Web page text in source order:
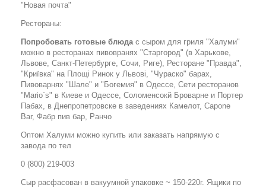
"Новая почта"
Рестораны:
Попробовать готовые блюдас сыром для гриля "Халуми"
можно в ресторанах пивовранях "Старгород" (в Харькове,
Львове, Санкт-Петербурге, Сочи, Риге), Ресторане "Правда",
"Криївка" на Площі Ринок у Львові, "Чураско" барах,
Пивоварнях "Шале" и "Богемия" в Одессе, Сети ресторанов
"Mario`s" в Киеве и Одессе, Соломенсокй Броварне и Портер
Пабах, в Днепропетровске в заведениях Камелот, Capone
Bar, Фабр пив бар, Ранчо
Оптом Халуми можно купить или заказать напрямую с
завода по тел
0 (800) 219-003
Сыр расфасован в вакуумной упаковке ~ 150-220г. Ящики по